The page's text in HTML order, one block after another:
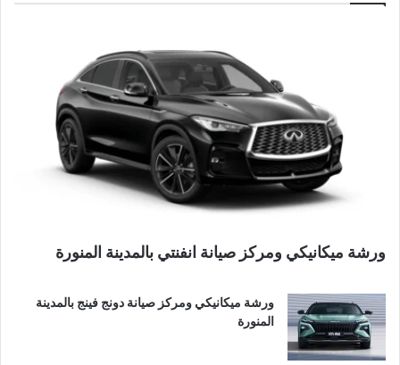
ورشة ميكانيكي ومركز صيانة انفنتي بالمدينة المنورة
ورشة ميكانيكي ومركز صيانة دونج فينج بالمدينة
المنورة